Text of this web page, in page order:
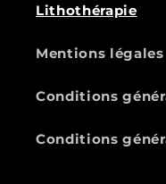
Lithothérapie
Mentions légales
Conditions
Conditions